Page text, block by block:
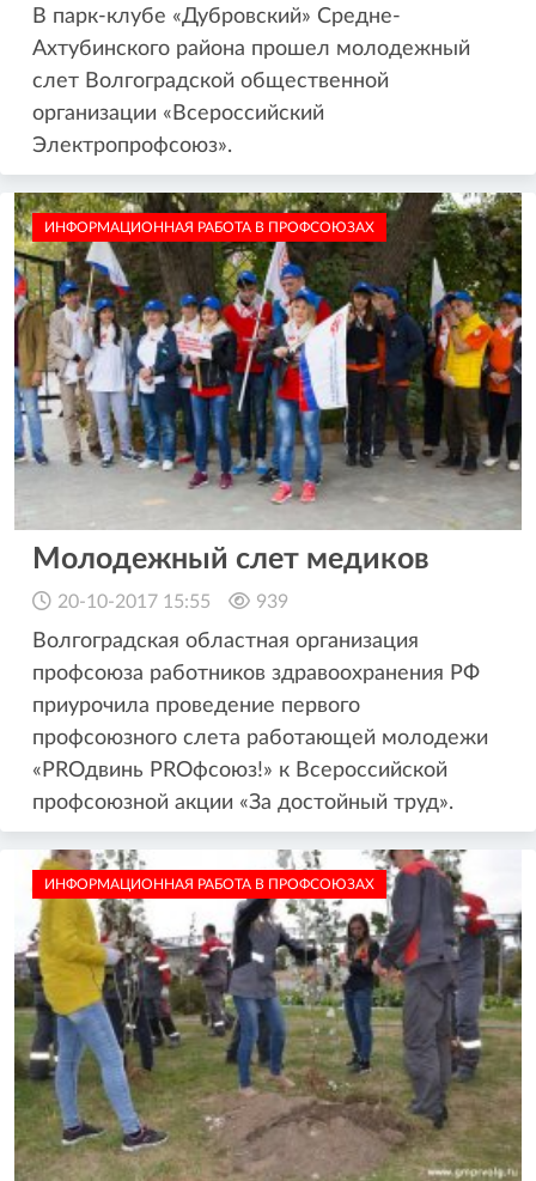
В парк-клубе «Дубровский» Средне-
Ахтубинского района прошел молодежный
слет Волгоградской общественной
организации «Всероссийский
Электропрофсоюз».
ИНФОРМАЦИОННАЯ РАБОТА В ПРОФСОЮЗАХ
Молодежный слет медиков
20-10-2017 15:55 939
Волгоградская областная организация
профсоюза работников здравоохранения РФ
приурочила проведение первого
профсоюзного слета работающей молодежи
«PROдвинь PROфсоюз!» к Всероссийской
профсоюзной акции «За достойный труд».
ИНФОРМАЦИОННАЯ РАБОТА В ПРОФСОЮЗАХ